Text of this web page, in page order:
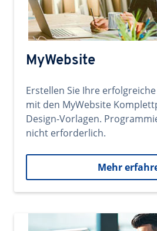
MyWebsite
Erstellen Sie Ihre
mit den MyWebsite
Design-Vorlagen.
nicht erforderlich.
Mehr